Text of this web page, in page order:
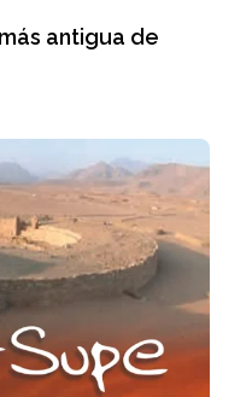
antigua de